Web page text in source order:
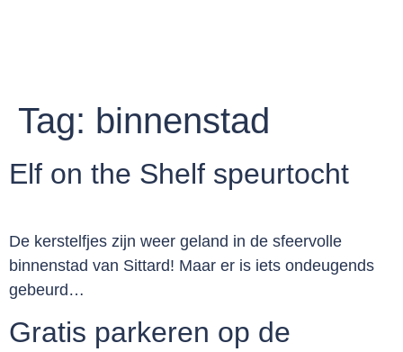
Tag: binnenstad
Elf on the Shelf speurtocht
De kerstelfjes zijn weer geland in de sfeervolle
binnenstad van Sittard! Maar er is iets ondeugends
gebeurd…
Gratis parkeren op de